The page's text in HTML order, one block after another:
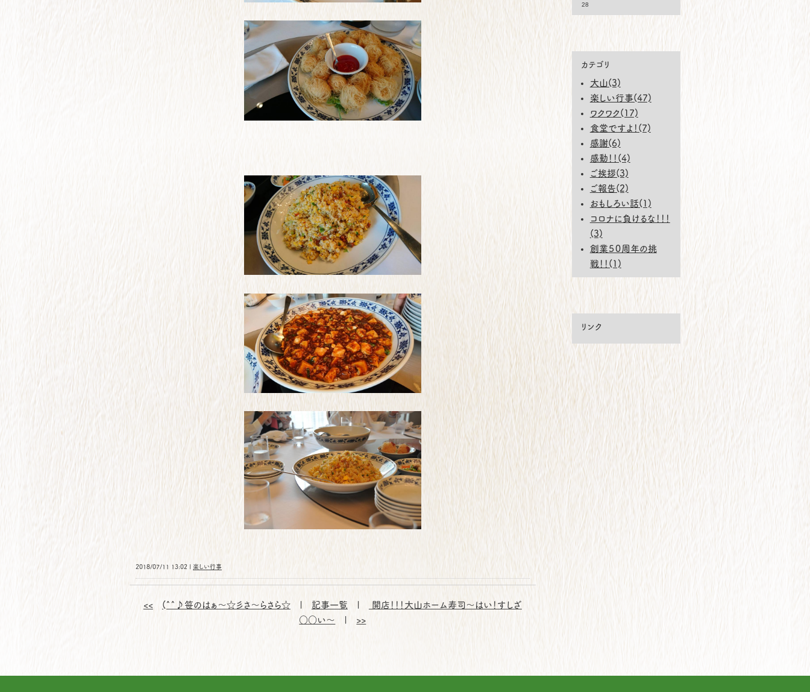
2018/07/11 13:02 | 楽しい行事
<< (^^♪笹のはぁ～☆彡さ～らさら☆| 記事一覧
開店！！！大山ホーム寿司～はい！すしざ
○○い～
>>
28
カテゴリ
大山(3)
楽しい行事(47)
ワクワク(17)
食堂ですよ！(7)
感謝(6)
感動！！(4)
ご挨拶(3)
ご報告(2)
おもしろい話(1)
コロナに負けるな！！！
(3)
創業５０周年の挑
戦！！(1)
リンク